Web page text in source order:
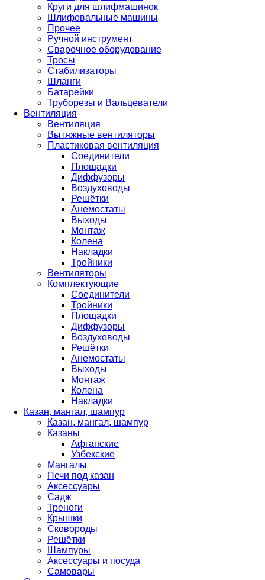
Круги для шлифмашинок
Шлифовальные машины
Прочее
Ручной инструмент
Сварочное оборудование
Тросы
Стабилизаторы
Шланги
Батарейки
Труборезы и Вальцеватели
Вентиляция
Вентиляция
Вытяжные вентиляторы
Пластиковая вентиляция
Соединители
Площадки
Диффузоры
Воздуховоды
Решётки
Анемостаты
Выходы
Монтаж
Колена
Накладки
Тройники
Вентиляторы
Комплектующие
Соединители
Тройники
Площадки
Диффузоры
Воздуховоды
Решётки
Анемостаты
Выходы
Монтаж
Колена
Накладки
Казан, мангал, шампур
Казан, мангал, шампур
Казаны
Афганские
Узбекские
Мангалы
Печи под казан
Аксессуары
Садж
Треноги
Крышки
Сковороды
Решётки
Шампуры
Аксессуары и посуда
Самовары